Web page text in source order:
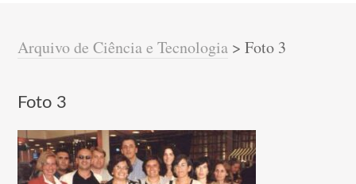
Arquivo de Ciência e Tecnologia >Foto 3
Foto 3